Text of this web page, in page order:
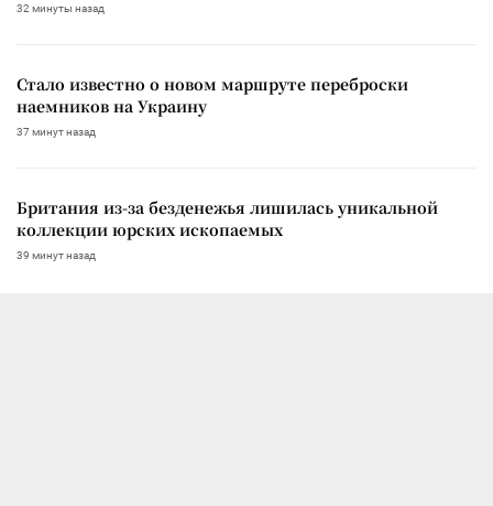
32 минуты назад
Стало известно о новом маршруте переброски
наемников на Украину
37 минут назад
Британия из-за безденежья лишилась уникальной
коллекции юрских ископаемых
39 минут назад